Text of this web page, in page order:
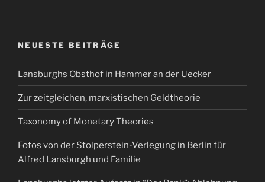
NEUESTE BEITRÄGE
Lansburghs Obsthof in Hammer an der Uecker
Zur zeitgleichen, marxistischen Geldtheorie
Taxonomy of Monetary Theories
Fotos von der Stolperstein-Verlegung in Berlin für
Alfred Lansburgh und Familie